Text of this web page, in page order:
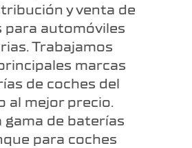
y venta de
para automóviles
Trabajamos
marcas
de coches del
al mejor precio.
gama de baterías
para coches